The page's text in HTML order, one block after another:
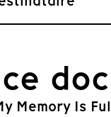
Memory Is